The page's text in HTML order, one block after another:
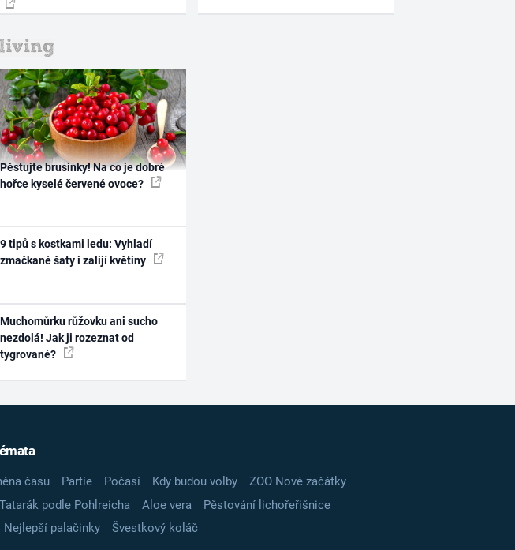
Pěstujte brusinky! Na co je dobré
hořce kyselé červené ovoce?
9 tipů s kostkami ledu: Vyhladí
zmačkané šaty i zalijí květiny
Muchomůrku růžovku ani sucho
nezdolá! Jak ji rozeznat od
tygrované?
času Partie Počasí Kdy budou volby
ZOO Nové začátky
Tatarák podle Pohlreicha Aloe vera
Pěstování lichořeřišnice
Nejlepší palačinky Švestkový koláč